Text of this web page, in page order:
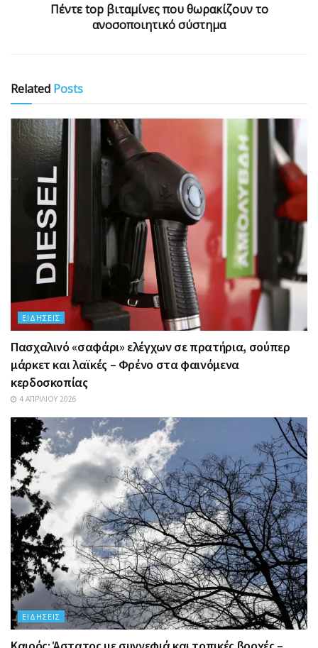
Πέντε top βιταμίνες που θωρακίζουν το
ανοσοποιητικό σύστημα
Related Posts
ΕΙΔΉΣΕΙΣ
Πασχαλινό «σαφάρι» ελέγχων σε πρατήρια, σούπερ
μάρκετ και λαϊκές – Φρένο στα φαινόμενα
κερδοσκοπίας
4 ΑΠΡΙΛΊΟΥ 2026
ΕΙΔΉΣΕΙΣ